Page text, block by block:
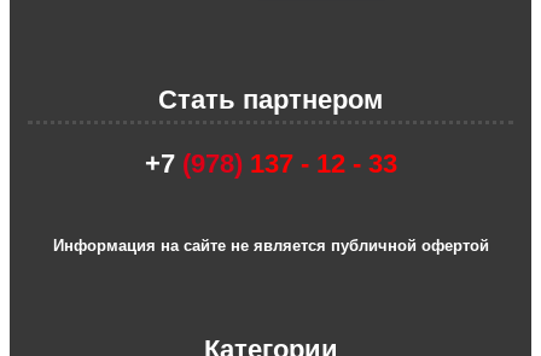
Стать партнером
+7(978) 137 - 12 - 33
Информация на сайте не является публичной офертой
Категории